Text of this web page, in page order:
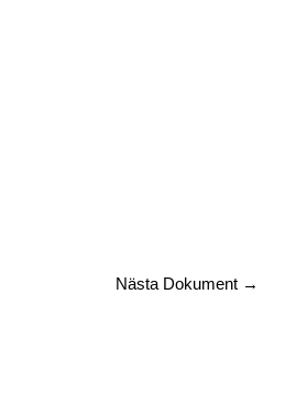
Nästa Dokument →